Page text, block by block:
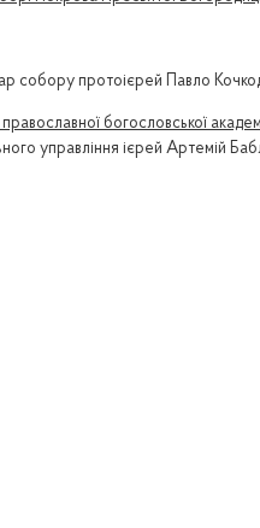
собору протоієрей Павло
православної богословської
управління ієрей Артемій